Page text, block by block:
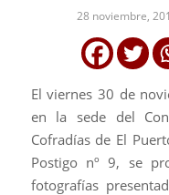
28 noviembre,
El viernes 30 de
en la sede del
Cofradías de El
Postigo nº 9, se
fotografías